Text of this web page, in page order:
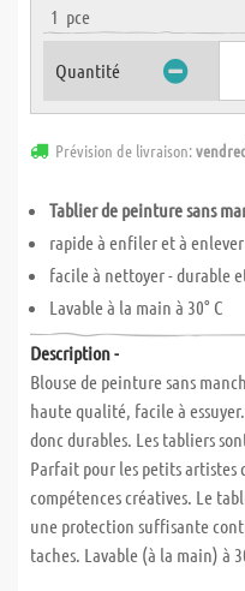
1 pce
Quantité
Prévision de livraison:
Tablier de peinture sans
rapide à enfiler et à enlever
facile à nettoyer - durable
Lavable à la main à 30° C
Description -
Blouse de peinture sans
haute qualité, facile à
donc durables. Les tabliers
Parfait pour les petits
compétences créatives. Le
une protection suffisante
taches. Lavable (à la main) à